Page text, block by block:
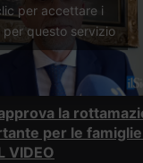
per accettare i
per questo servizio
la
per le
VIDEO